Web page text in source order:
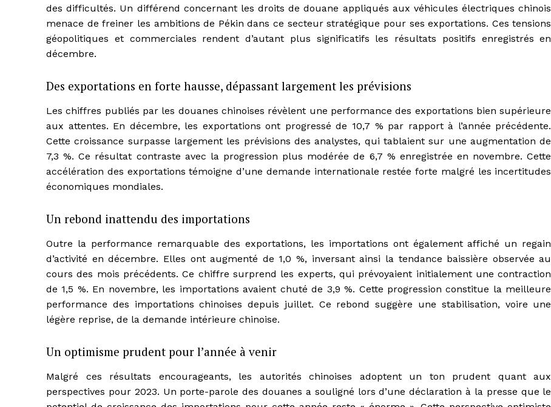
des difficultés. Un différend concernant les droits de douane appliqués aux véhicules électriques chinois
menace de freiner les ambitions de Pékin dans ce secteur stratégique pour ses exportations. Ces tensions
géopolitiques et commerciales rendent d’autant plus significatifs les résultats positifs enregistrés en
décembre.
Des exportations en forte hausse, dépassant largement les prévisions
Les chiffres publiés par les douanes chinoises révèlent une performance des exportations bien supérieure
aux attentes. En décembre, les exportations ont progressé de 10,7 % par rapport à l’année précédente.
Cette croissance surpasse largement les prévisions des analystes, qui tablaient sur une augmentation de
7,3 %. Ce résultat contraste avec la progression plus modérée de 6,7 % enregistrée en novembre. Cette
accélération des exportations témoigne d’une demande internationale restée forte malgré les incertitudes
économiques mondiales.
Un rebond inattendu des importations
Outre la performance remarquable des exportations, les importations ont également affiché un regain
d’activité en décembre. Elles ont augmenté de 1,0 %, inversant ainsi la tendance baissière observée au
cours des mois précédents. Ce chiffre surprend les experts, qui prévoyaient initialement une contraction
de 1,5 %. En novembre, les importations avaient chuté de 3,9 %. Cette progression constitue la meilleure
performance des importations chinoises depuis juillet. Ce rebond suggère une stabilisation, voire une
légère reprise, de la demande intérieure chinoise.
Un optimisme prudent pour l’année à venir
Malgré ces résultats encourageants, les autorités chinoises adoptent un ton prudent quant aux
perspectives pour 2023. Un porte-parole des douanes a souligné lors d’une déclaration à la presse que le